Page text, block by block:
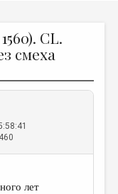
CL.
смеха
лет